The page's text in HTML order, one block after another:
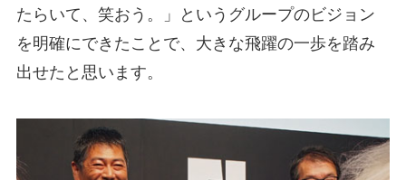
たらいて、笑おう。」というグループのビジョン
を明確にできたことで、大きな飛躍の一歩を踏み
出せたと思います。